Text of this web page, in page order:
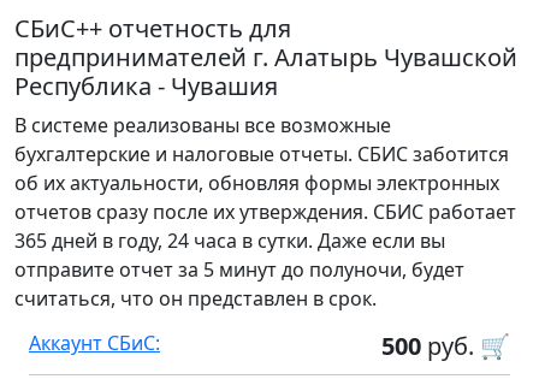
СБиС++ отчетность для
предпринимателей г. Алатырь Чувашской
Республика - Чувашия
В системе реализованы все возможные
бухгалтерские и налоговые отчеты. СБИС заботится
об их актуальности, обновляя формы электронных
отчетов сразу после их утверждения. СБИС работает
365 дней в году, 24 часа в сутки. Даже если вы
отправите отчет за 5 минут до полуночи, будет
считаться, что он представлен в срок.
500 руб. 🛒
Аккаунт СБиС: